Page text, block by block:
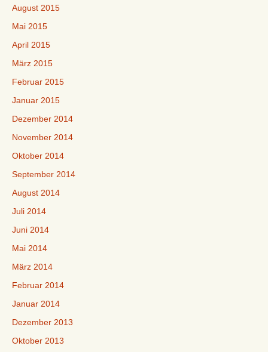
August 2015
Mai 2015
April 2015
März 2015
Februar 2015
Januar 2015
Dezember 2014
November 2014
Oktober 2014
September 2014
August 2014
Juli 2014
Juni 2014
Mai 2014
März 2014
Februar 2014
Januar 2014
Dezember 2013
Oktober 2013